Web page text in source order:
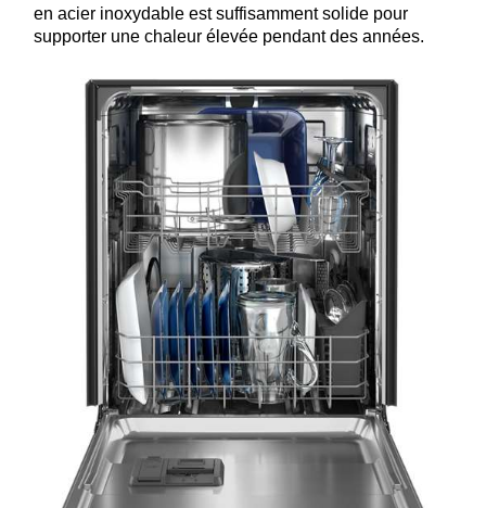
en acier inoxydable est suffisamment solide pour
supporter une chaleur élevée pendant des années.